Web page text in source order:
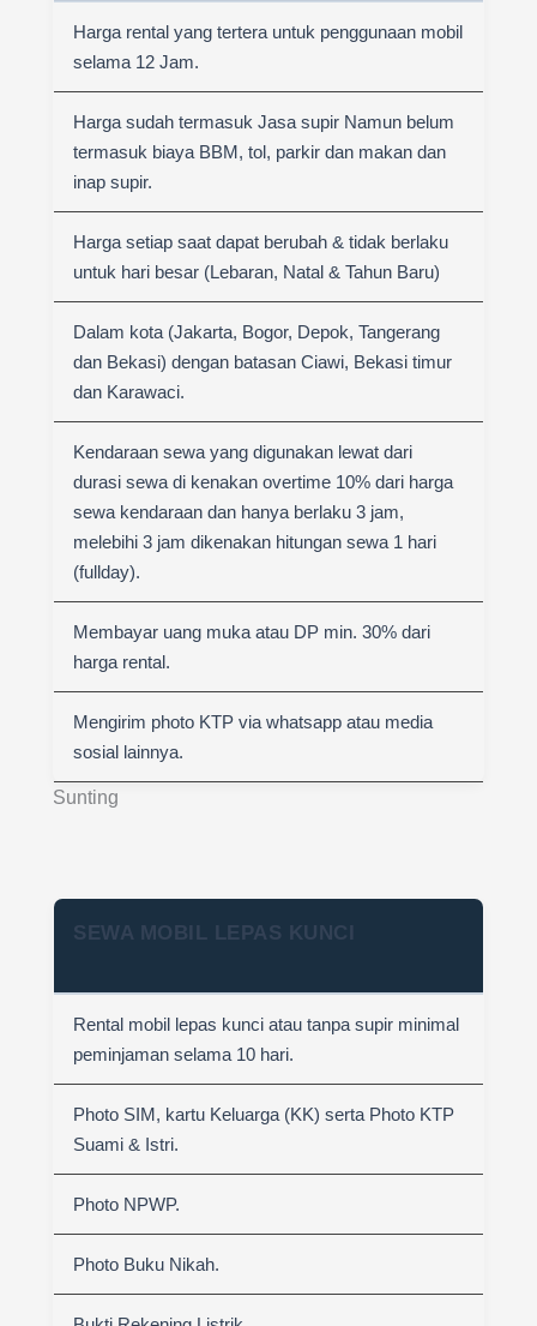
Sunting
Harga rental yang tertera untuk penggunaan mobil
selama 12 Jam.
Harga sudah termasuk Jasa supir Namun belum
termasuk biaya BBM, tol, parkir dan makan dan
inap supir.
Harga setiap saat dapat berubah & tidak berlaku
untuk hari besar (Lebaran, Natal & Tahun Baru)
Dalam kota (Jakarta, Bogor, Depok, Tangerang
dan Bekasi) dengan batasan Ciawi, Bekasi timur
dan Karawaci.
Kendaraan sewa yang digunakan lewat dari
durasi sewa di kenakan overtime 10% dari harga
sewa kendaraan dan hanya berlaku 3 jam,
melebihi 3 jam dikenakan hitungan sewa 1 hari
(fullday).
Membayar uang muka atau DP min. 30% dari
harga rental.
Mengirim photo KTP via whatsapp atau media
sosial lainnya.
SEWA MOBIL LEPAS KUNCI
Rental mobil lepas kunci atau tanpa supir minimal
peminjaman selama 10 hari.
Photo SIM, kartu Keluarga (KK) serta Photo KTP
Suami & Istri.
Photo NPWP.
Photo Buku Nikah.